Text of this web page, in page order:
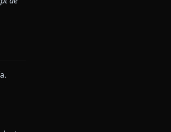
al segundo
en línea,
que puede